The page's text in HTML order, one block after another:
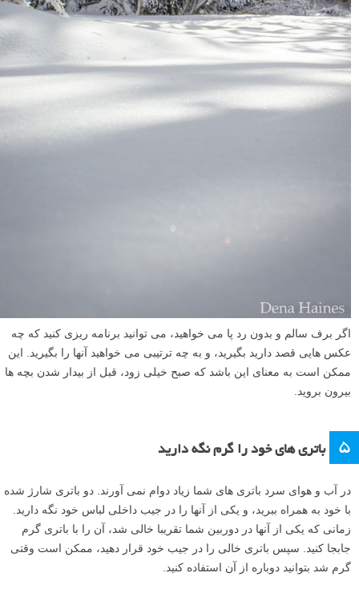
اگر برف سالم و بدون رد پا می خواهید، می توانید برنامه ریزی کنید که چه
عکس هایی قصد دارید بگیرید، و به چه ترتیبی می خواهید آنها را بگیرید. این
ممکن است به معنای این باشد که صبح خیلی زود، قبل از بیدار شدن بچه ها
بیرون بروید.
۵ باتری های خود را گرم نگه دارید
در آب و هوای سرد باتری های شما زیاد دوام نمی آورند. دو باتری شارژ شده
با خود به همراه ببرید، و یکی از آنها را در جیب داخلی لباس خود نگه دارید.
زمانی که یکی از آنها در دوربین شما تقریبا خالی شد، آن را با باتری گرم
جابجا کنید. سپس باتری خالی را در جیب خود قرار دهید، ممکن است وقتی
گرم شد بتوانید دوباره از آن استفاده کنید.